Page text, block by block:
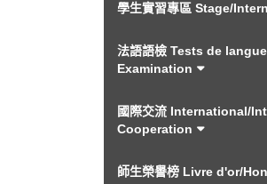
學生實習專區 Stage/
法語語檢 Tests de
Examination
國際交流 International/
Cooperation
師生榮譽榜 Livre d'or/